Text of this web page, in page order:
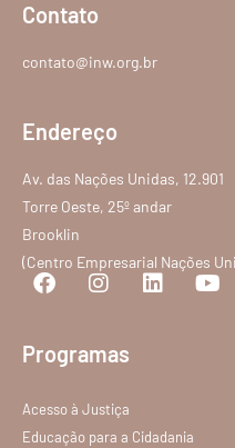
Contato
contato@inw.org.br
Endereço
Av. das Nações Unidas, 12.901
Torre Oeste, 25º andar
Brooklin
(Centro Empresarial Nações
Programas
Acesso à Justiça
Educação para a Cidadania